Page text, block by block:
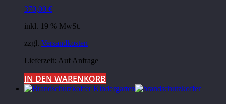
370,00 €
inkl. 19 % MwSt.
zzgl. Versandkosten
Lieferzeit: Auf Anfrage
IN DEN WARENKORB